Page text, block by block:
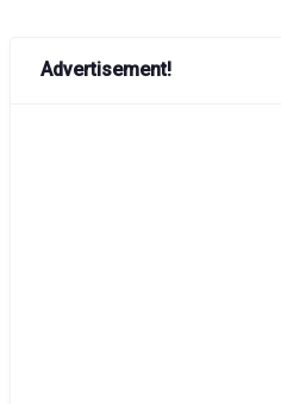
Advertisement!